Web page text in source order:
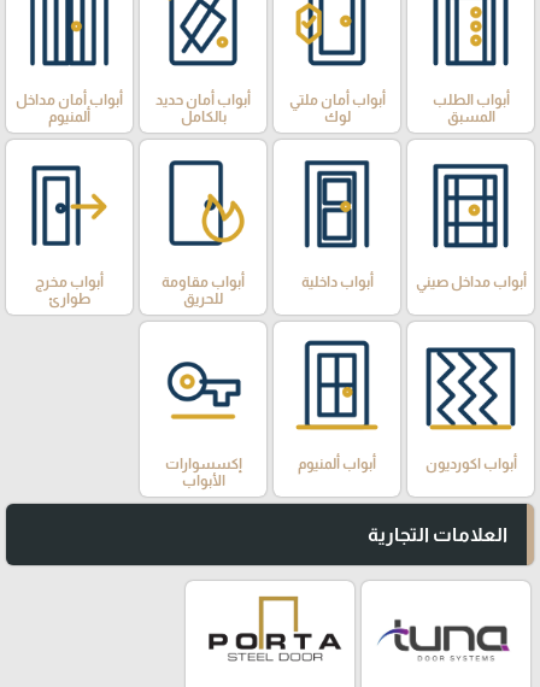
أبواب الطلب
المسبق
أبواب أمان ملتي
لوك
أبواب أمان حديد
بالكامل
أبواب أمان مداخل
ألمنيوم
أبواب مداخل صيني أبواب داخلية
أبواب مقاومة
للحريق
أبواب مخرج
طوارئ
أبواب اكورديون أبواب ألمنيوم
إكسسوارات
الأبواب
العلامات التجارية